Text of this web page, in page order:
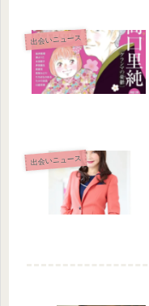
出会いニュース
出会いニュース